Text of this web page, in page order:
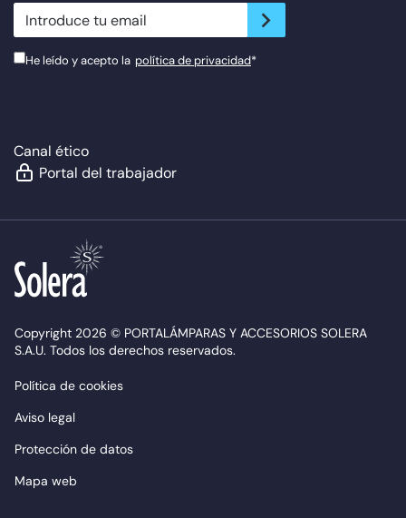
newsletter.suscribe
He leído y acepto la política de privacidad*
Canal ético
Portal del trabajador
Copyright 2026 © PORTALÁMPARAS Y ACCESORIOS SOLERA
S.A.U. Todos los derechos reservados.
Política de cookies
Aviso legal
Protección de datos
Mapa web